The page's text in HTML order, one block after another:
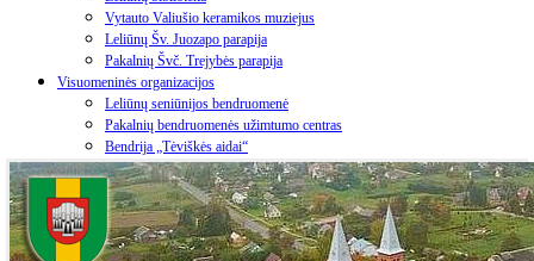
Vytauto Valiušio keramikos muziejus
Leliūnų Šv. Juozapo parapija
Pakalnių Švč. Trejybės parapija
Visuomeninės organizacijos
Leliūnų seniūnijos bendruomenė
Pakalnių bendruomenės užimtumo centras
Bendrija „Tėviškės aidai“